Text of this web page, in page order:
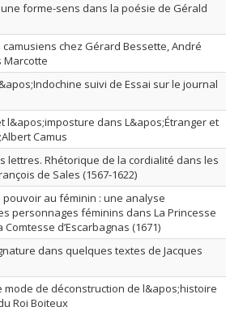
forme-sens dans la poésie de Gérald
chez Gérard Bessette, André
Marcotte
suivi de Essai sur le journal
l&apos;imposture dans L&apos;Étranger et
Camus
lettres. Rhétorique de la cordialité dans les
de Sales (1567-1622)
pouvoir au féminin : une analyse
personnages féminins dans La Princesse
Comtesse d’Escarbagnas (1671)
dans quelques textes de Jacques
mode de déconstruction de l&apos;histoire
Roi Boiteux